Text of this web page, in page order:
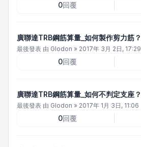
0回覆
廣聯達TRB鋼筋算量_如何製作剪力筋？
最後發表 由 Glodon » 2017年 3月 2日, 17:29
0回覆
廣聯達TRB鋼筋算量_如何不判定支座？
最後發表 由 Glodon » 2017年 1月 3日, 11:06
0回覆